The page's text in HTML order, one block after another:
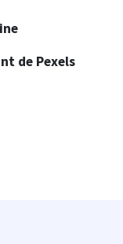
de Pexels